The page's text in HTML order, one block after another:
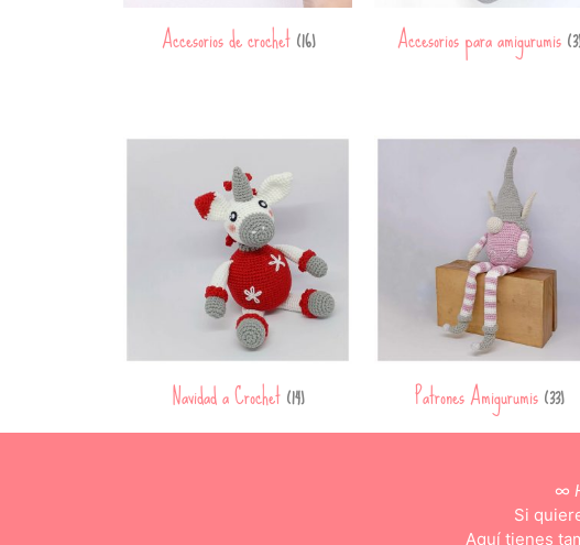
Accesorios de crochet(16) Accesorios para amigurumis(3)
Navidad a Crochet(14) Patrones Amigurumis(33)
∞
Si
Aquí tienes